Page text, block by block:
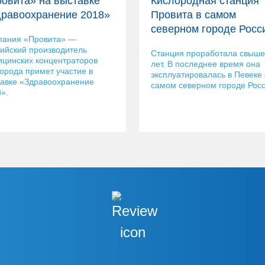
2018»
«Провита» —
производитель
концентраторов
примет участие в
«Здравоохранение
Провита в самом
северном городе
Cтанция проработала
лет. В последнее время она
эксплуатировалась в
самом северном городе